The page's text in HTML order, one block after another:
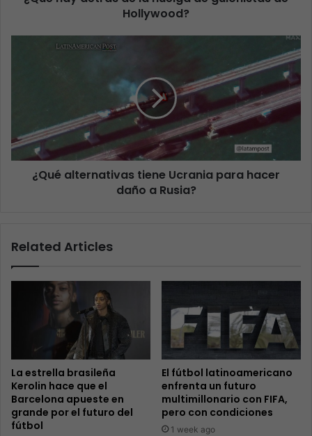
Hollywood?
¿Qué alternativas tiene Ucrania para hacer
daño a Rusia?
Related Articles
La estrella brasileña
Kerolin hace que el
Barcelona apueste en
grande por el futuro del
fútbol
El fútbol latinoamericano
enfrenta un futuro
multimillonario con FIFA,
pero con condiciones
1 week ago